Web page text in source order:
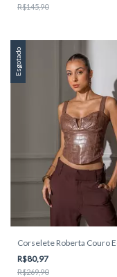
R$145,90
Esgotado
Corselete Roberta Couro
R$80,97
R$269,90